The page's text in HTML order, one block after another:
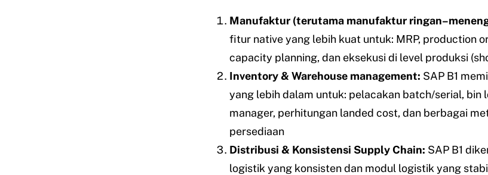
Manufaktur (terutama manufaktur
fitur native yang lebih kuat untuk: MRP, production
capacity planning, dan eksekusi di level produksi
Inventory & Warehouse management: SAP B1
yang lebih dalam untuk: pelacakan batch/serial, bin
manager, perhitungan landed cost, dan berbagai
persediaan
Distribusi & Konsistensi Supply Chain: SAP B1
logistik yang konsisten dan modul logistik yang